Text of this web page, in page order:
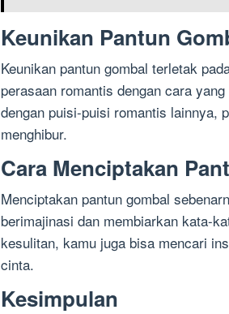
Keunikan Pantun
Keunikan pantun gombal terletak
perasaan romantis dengan cara
dengan puisi-puisi romantis lainnya,
menghibur.
Cara Menciptakan
Menciptakan pantun gombal
berimajinasi dan membiarkan kata-
kesulitan, kamu juga bisa mencari
cinta.
Kesimpulan